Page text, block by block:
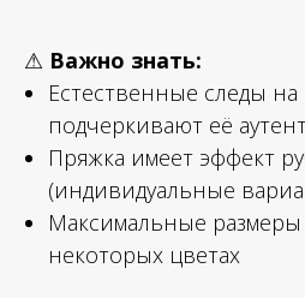
⚠ Важно знать:
Естественные следы на
подчеркивают её
Пряжка имеет эффект
(индивидуальные
Максимальные
некоторых цветах